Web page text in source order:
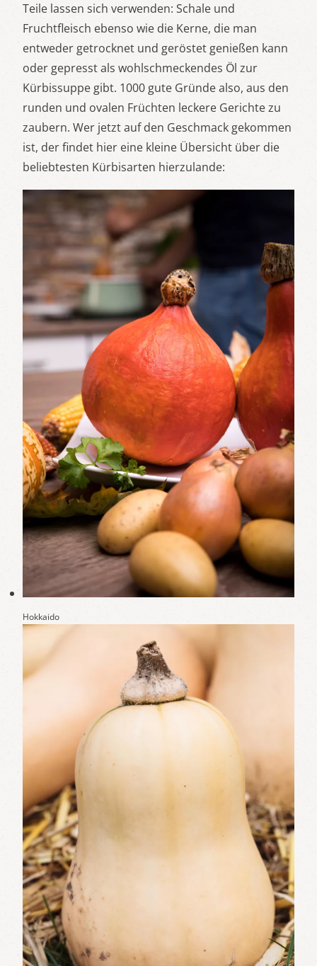
Teile lassen sich verwenden: Schale und
Fruchtfleisch ebenso wie die Kerne, die man
entweder getrocknet und geröstet genießen kann
oder gepresst als wohlschmeckendes Öl zur
Kürbissuppe gibt. 1000 gute Gründe also, aus den
runden und ovalen Früchten leckere Gerichte zu
zaubern. Wer jetzt auf den Geschmack gekommen
ist, der findet hier eine kleine Übersicht über die
beliebtesten Kürbisarten hierzulande:
Hokkaido